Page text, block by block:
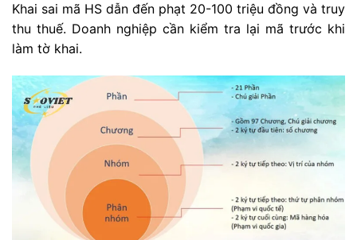
Khai sai mã HS dẫn đến phạt 20-100 triệu đồng và truy
thu thuế. Doanh nghiệp cần kiểm tra lại mã trước khi
làm tờ khai.